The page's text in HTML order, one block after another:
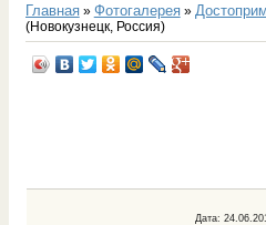
Главная» Фотогалерея»
(Новокузнецк, Россия)
Дата: